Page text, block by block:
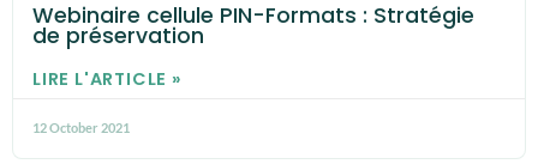
Webinaire cellule PIN-Formats : Stratégie
de préservation
LIRE L'ARTICLE »
12 October 2021